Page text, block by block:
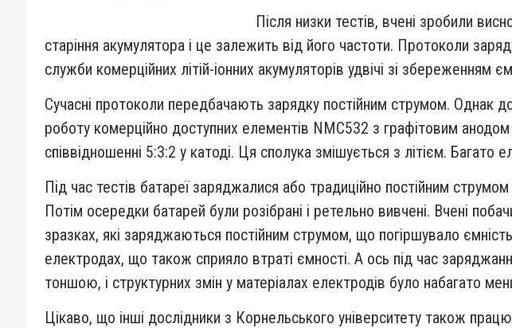
Після низки тестів, вчені зробили
старіння акумулятора і це залежить від його частоти. Протоколи
служби комерційних літій-іонних акумуляторів удвічі зі збереженням
Сучасні протоколи передбачають зарядку постійним струмом. Однак
роботу комерційно доступних елементів NMC532 з графітовим
співвідношенні 5:3:2 у катоді. Ця сполука змішується з літієм.
Під час тестів батареї заряджалися або традиційно постійним
Потім осередки батарей були розібрані і ретельно вивчені. Вчені
зразках, які заряджаються постійним струмом, що погіршувало
електродах, що також сприяло втраті ємності. А ось під час
тоншою, і структурних змін у матеріалах електродів було набагато
Цікаво, що інші дослідники з Корнельського університету також